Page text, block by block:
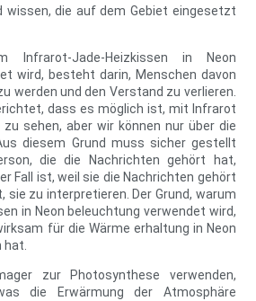
wissen, die auf dem Gebiet eingesetzt
Infrarot-Jade-Heizkissen in Neon
wird, besteht darin, Menschen davon
werden und den Verstand zu verlieren.
dass es möglich ist, mit Infrarot
sehen, aber wir können nur über die
diesem Grund muss sicher gestellt
die die Nachrichten gehört hat,
Fall ist, weil sie die Nachrichten gehört
sie zu interpretieren. Der Grund, warum
in Neon beleuchtung verwendet wird,
für die Wärme erhaltung in Neon
hat.
zur Photosynthese verwenden,
die Erwärmung der Atmosphäre